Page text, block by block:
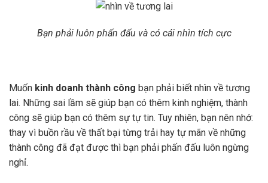
Bạn phải luôn phấn đấu và có cái nhìn tích cực
Muốn kinh doanh thành công bạn phải biết nhìn về tương
lai. Những sai lầm sẽ giúp bạn có thêm kinh nghiệm, thành
công sẽ giúp bạn có thêm sự tự tin. Tuy nhiên, bạn nên nhớ:
thay vì buồn rầu về thất bại từng trải hay tự mãn về những
thành công đã đạt được thì bạn phải phấn đấu luôn ngừng
nghỉ.